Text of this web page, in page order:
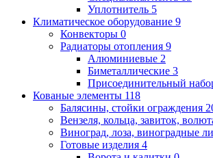
Уплотнитель 5
Климатическое оборудование 9
Конвекторы 0
Радиаторы отопления 9
Алюминиевые 2
Биметаллические 3
Присоединительный
Кованые элементы 118
Балясины, стойки ограждения
Вензеля, кольца, завиток,
Виноград, лоза, виноградные
Готовые изделия 4